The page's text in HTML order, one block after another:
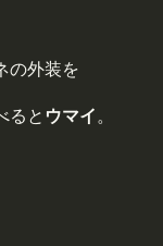
の外装を
ると ウマイ 。